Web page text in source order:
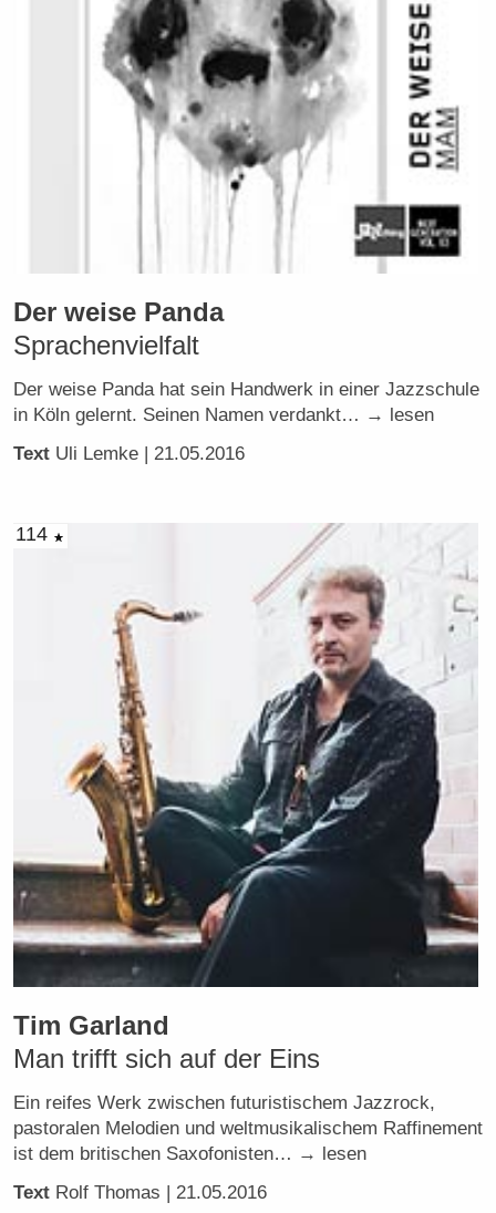
Der weise Panda
Sprachenvielfalt
Der weise Panda hat sein Handwerk in einer Jazzschule
in Köln gelernt. Seinen Namen verdankt… → lesen
Text Uli Lemke | 21.05.2016
114
Tim Garland
Man trifft sich auf der Eins
Ein reifes Werk zwischen futuristischem Jazzrock,
pastoralen Melodien und weltmusikalischem Raffinement
ist dem britischen Saxofonisten… → lesen
Text Rolf Thomas | 21.05.2016